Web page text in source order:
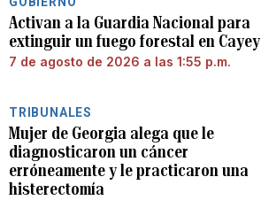
Activan a la Guardia Nacional para
extinguir un fuego forestal en Cayey
7 de agosto de 2026 a las 1:55 p.m.
TRIBUNALES
Mujer de Georgia alega que le
diagnosticaron un cáncer
erróneamente y le practicaron una
histerectomía